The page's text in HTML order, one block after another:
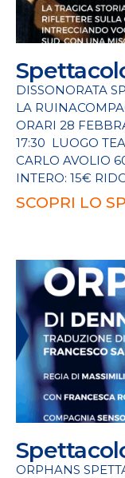
DISSONORATA
LA
ORARI 28
17:30 LUOGO
CARLO AVOLIO
INTERO: 15€
SCOPRI LO
ORPHANS